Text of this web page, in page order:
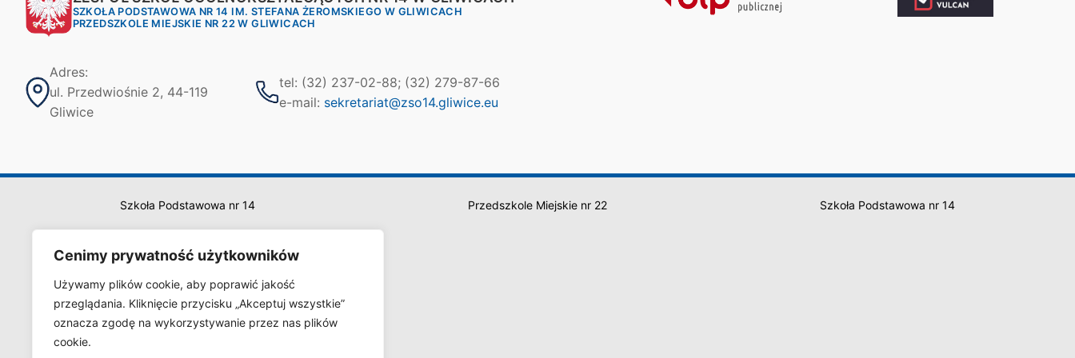
Cenimy prywatność użytkowników
Używamy plików cookie, aby poprawić jakość
przeglądania. Kliknięcie przycisku „Akceptuj wszystkie”
oznacza zgodę na wykorzystywanie przez nas plików
cookie.
SZKOŁA PODSTAWOWA NR 14 IM. STEFANA ŻEROMSKIEGO W GLIWICACH
PRZEDSZKOLE MIEJSKIE NR 22 W GLIWICACH
Adres:
ul. Przedwiośnie 2, 44-119
Gliwice
tel: (32) 237-02-88; (32) 279-87-66
e-mail: sekretariat@zso14.gliwice.eu
Szkoła Podstawowa nr 14 Przedszkole Miejskie nr 22 Szkoła Podstawowa nr 14